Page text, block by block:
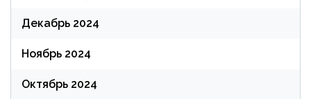
Декабрь 2024
Ноябрь 2024
Октябрь 2024